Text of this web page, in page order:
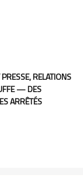
RELATIONS
— DES
ARRÊTÉS